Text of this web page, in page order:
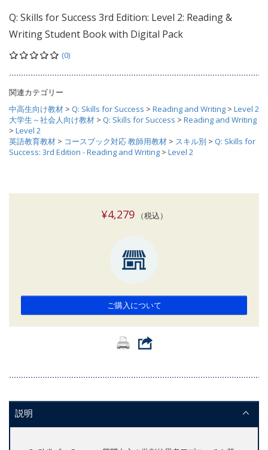
Q: Skills for Success 3rd Edition: Level 2: Reading &
Writing Student Book with Digital Pack
(0)
関連カテゴリー
中高生向け教材 > Q: Skills for Success > Reading and Writing > Level 2
大学生～社会人向け教材 > Q: Skills for Success > Reading and Writing
> Level 2
英語教育教材 > コースブック対応 教師用教材 > スキル別 > Q: Skills for
Success: 3rd Edition - Reading and Writing > Level 2
¥4,279（税込）
ご購入について
説明